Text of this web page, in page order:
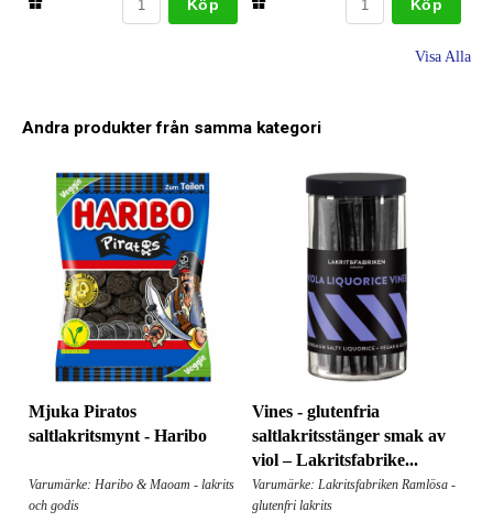
Köp Köp
Visa Alla
Andra produkter från samma kategori
Mjuka Piratos
saltlakritsmynt - Haribo
Varumärke: Haribo & Maoam - lakrits
och godis
Vines - glutenfria
saltlakritsstänger smak av
viol – Lakritsfabrike...
Varumärke: Lakritsfabriken Ramlösa -
glutenfri lakrits